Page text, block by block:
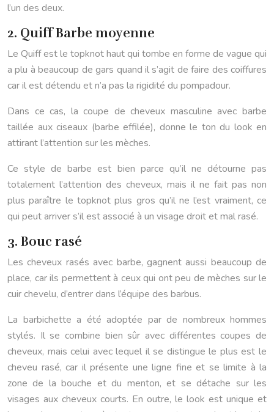
l’un des deux.
2. Quiff Barbe moyenne
Le Quiff est le topknot haut qui tombe en forme de vague qui
a plu à beaucoup de gars quand il s’agit de faire des coiffures
car il est détendu et n’a pas la rigidité du pompadour.
Dans ce cas, la coupe de cheveux masculine avec barbe
taillée aux ciseaux (barbe effilée), donne le ton du look en
attirant l’attention sur les mèches.
Ce style de barbe est bien parce qu’il ne détourne pas
totalement l’attention des cheveux, mais il ne fait pas non
plus paraître le topknot plus gros qu’il ne l’est vraiment, ce
qui peut arriver s’il est associé à un visage droit et mal rasé.
3. Bouc rasé
Les cheveux rasés avec barbe, gagnent aussi beaucoup de
place, car ils permettent à ceux qui ont peu de mèches sur le
cuir chevelu, d’entrer dans l’équipe des barbus.
La barbichette a été adoptée par de nombreux hommes
stylés. Il se combine bien sûr avec différentes coupes de
cheveux, mais celui avec lequel il se distingue le plus est le
cheveu rasé, car il présente une ligne fine et se limite à la
zone de la bouche et du menton, et se détache sur les
visages aux cheveux courts. En outre, le look est unique et